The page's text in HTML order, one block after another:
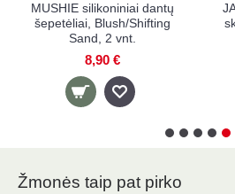
MUSHIE silikoniniai dantų
šepetėliai, Clay/Shifting
Sand, 2 vnt.
Žmonės taip pat pirko